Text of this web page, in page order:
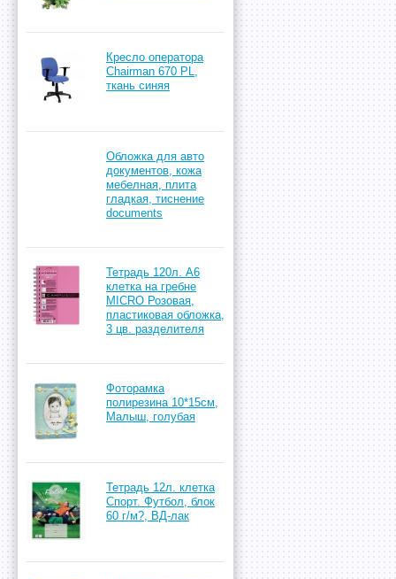
Кресло оператора
Chairman 670 PL,
ткань синяя
Обложка для авто
документов, кожа
мебелная, плита
гладкая, тиснение
documents
Тетрадь 120л. А6
клетка на гребне
MICRO Розовая,
пластиковая обложка,
3 цв. разделителя
Фоторамка
полирезина 10*15см,
Малыш, голубая
Тетрадь 12л. клетка
Спорт. Футбол, блок
60 г/м?, ВД-лак